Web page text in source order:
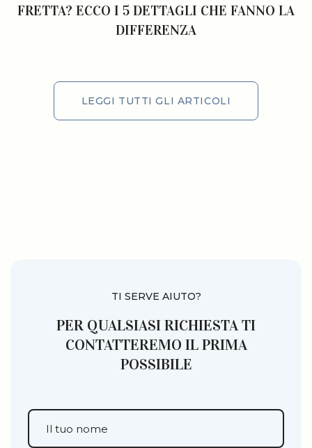
FRETTA? ECCO I 5 DETTAGLI CHE FANNO LA
DIFFERENZA
LEGGI TUTTI GLI ARTICOLI
TI SERVE AIUTO?
PER QUALSIASI RICHIESTA TI
CONTATTEREMO IL PRIMA
POSSIBILE